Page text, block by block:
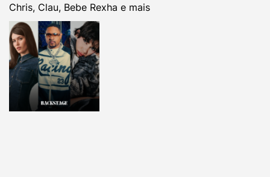
Chris, Clau, Bebe Rexha e mais